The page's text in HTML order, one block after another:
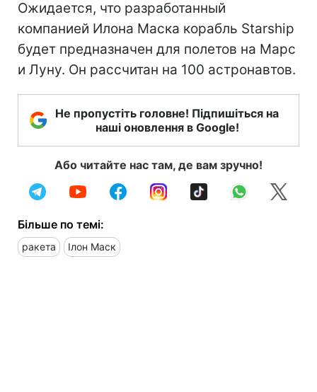
Ожидается, что разработанный
компанией Илона Маска корабль Starship
будет предназначен для полетов на Марс
и Луну. Он рассчитан на 100 астронавтов.
Не пропустіть головне! Підпишіться на
наші оновлення в Google!
Або читайте нас там, де вам зручно!
Більше по темі:
ракета Ілон Маск